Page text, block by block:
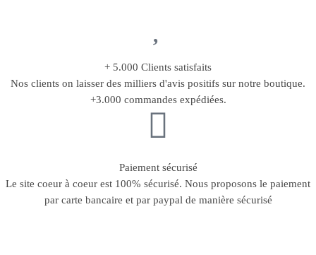
+ 5.000 Clients satisfaits
Nos clients on laisser des milliers d'avis positifs sur notre boutique.
+3.000 commandes expédiées.
Paiement sécurisé
Le site coeur à coeur est 100% sécurisé. Nous proposons le paiement
par carte bancaire et par paypal de manière sécurisé